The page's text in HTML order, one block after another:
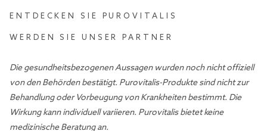
ENTDECKEN SIE PUROVITALIS
WERDEN SIE UNSER PARTNER
Die gesundheitsbezogenen Aussagen wurden noch nicht offiziell
von den Behörden bestätigt. Purovitalis-Produkte sind nicht zur
Behandlung oder Vorbeugung von Krankheiten bestimmt. Die
Wirkung kann individuell variieren. Purovitalis bietet keine
medizinische Beratung an.